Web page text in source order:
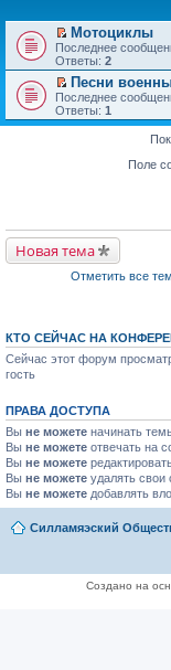
т
и
к
п
е
р
в
о
м
и
а
н
н
с
о
о
н
и
ю
П
е
р
й
т
и
у
н
е
п
р
т
а
н
у
с
о
б
щ
е
н
ю
Мотоциклы
Последнее
Ответы: 2
П
е
р
в
о
м
у
р
о
ч
н
н
о
м
у
с
о
щ
Песни
Последнее
Ответы: 1
Поле
Новая тема
Отметить все
КТО СЕЙЧАС НА
Сейчас этот форум
гость
ПРАВА ДОСТУПА
Вы не можете начинать
Вы не можете отвечать на
Вы не можете
Вы не можете удалять свои
Вы не можете добавлять
Силламяэский
Создано на